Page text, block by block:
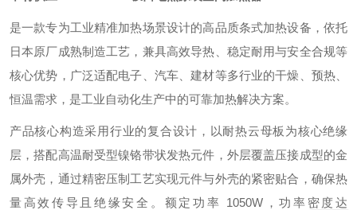
是一款专为工业精准加热场景设计的高品质条式加热设备，依托
日本原厂成熟制造工艺，兼具高效导热、稳定耐用与安全合规等
核心优势，广泛适配电子、汽车、建材等多行业的干燥、预热、
恒温需求，是工业自动化生产中的可靠加热解决方案。
产品核心构造采用行业的复合设计，以耐热云母板为核心绝缘
层，搭配高温耐受型镍铬带状发热元件，外层覆盖压接成型的金
属外壳，通过精密压制工艺实现元件与外壳的紧密贴合，确保热
量高效传导且绝缘安全。额定功率 1050W，功率密度达